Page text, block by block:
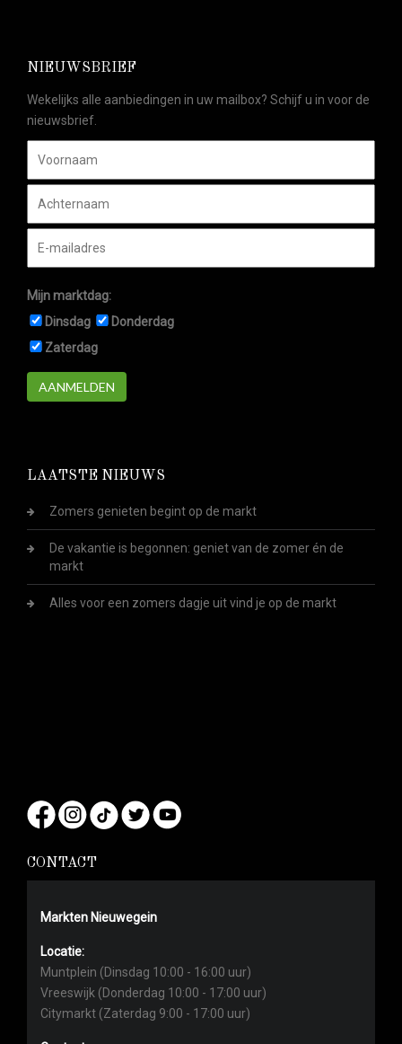
NIEUWSBRIEF
Wekelijks alle aanbiedingen in uw mailbox? Schijf u in voor de
nieuwsbrief.
Mijn marktdag:
Dinsdag
Donderdag
Zaterdag
AANMELDEN
LAATSTE NIEUWS
Zomers genieten begint op de markt
De vakantie is begonnen: geniet van de zomer én de
markt
Alles voor een zomers dagje uit vind je op de markt
CONTACT
Markten Nieuwegein
Locatie:
Muntplein (Dinsdag 10:00 - 16:00 uur)
Vreeswijk (Donderdag 10:00 - 17:00 uur)
Citymarkt (Zaterdag 9:00 - 17:00 uur)